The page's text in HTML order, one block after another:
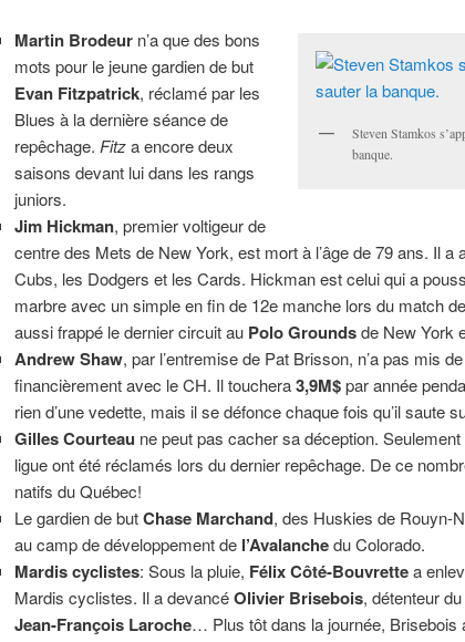
Steven Stamkos
banque.
Martin Brodeur n’a que des bons
mots pour le jeune gardien de but
Evan Fitzpatrick, réclamé par les
Blues à la dernière séance de
repêchage.Fitz a encore deux
saisons devant lui dans les rangs
juniors.
Jim Hickman, premier voltigeur de
centre des Mets de New York, est mort à l’âge de 79 ans. Il a
Cubs, les Dodgers et les Cards. Hickman est celui qui a
marbre avec un simple en fin de 12e manche lors du match
aussi frappé le dernier circuit au Polo Groundsde New York
Andrew Shaw, par l’entremise de Pat Brisson, n’a pas mis
financièrement avec le CH. Il touchera3,9M$par année
rien d’une vedette, mais il se défonce chaque fois qu’il saute
Gilles Courteau ne peut pas cacher sa déception.
ligue ont été réclamés lors du dernier repêchage. De ce
natifs du Québec!
Le gardien de butChase Marchand, des Huskies de Rouyn-
au camp de développement de l’Avalanchedu Colorado.
Mardis cyclistes: Sous la pluie, Félix Côté-Bouvrettea
Mardis cyclistes. Il a devancéOlivier Brisebois, détenteur
Jean-François Laroche… Plus tôt dans la journée, Brisebois